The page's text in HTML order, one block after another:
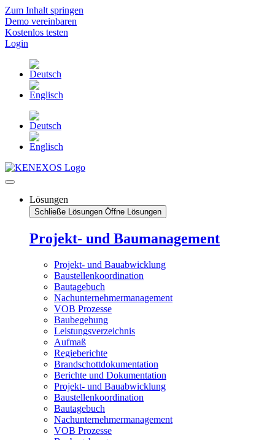
Zum Inhalt springen
Demo vereinbaren
Kostenlos testen
Login
Lösungen
Schließe Lösungen Öffne Lösungen
Projekt- und Baumanagement
Projekt- und Bauabwicklung
Baustellenkoordination
Bautagebuch
Nachunternehmermanagement
VOB Prozesse
Baubegehung
Leistungsverzeichnis
Aufmaß
Regieberichte
Brandschottdokumentation
Berichte und Dokumentation
Projekt- und Bauabwicklung
Baustellenkoordination
Bautagebuch
Nachunternehmermanagement
VOB Prozesse